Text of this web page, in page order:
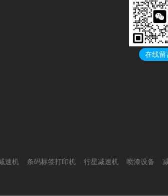
在线留
速机 条码标签打印机 行星减速机 喷漆设备